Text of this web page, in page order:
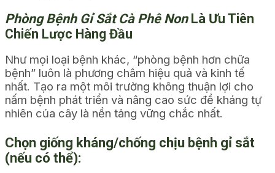
Phòng Bệnh Gỉ Sắt Cà Phê NonLà Ưu Tiên
Chiến Lược Hàng Đầu
Như mọi loại bệnh khác, “phòng bệnh hơn chữa
bệnh” luôn là phương châm hiệu quả và kinh tế
nhất. Tạo ra một môi trường không thuận lợi cho
nấm bệnh phát triển và nâng cao sức đề kháng tự
nhiên của cây là nền tảng vững chắc nhất.
Chọn giống kháng/chống chịu bệnh gỉ sắt
(nếu có thể):